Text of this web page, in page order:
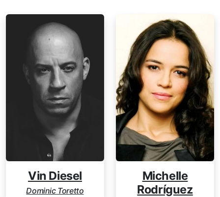
Vin Diesel
Dominic Toretto
Michelle
Rodríguez